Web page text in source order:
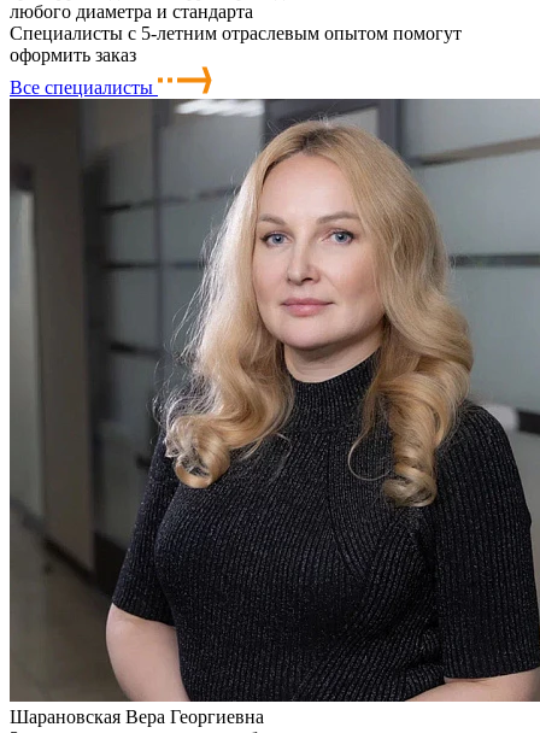
любого диаметра и стандарта
Специалисты с 5-летним отраслевым опытом помогут
оформить заказ
Все специалисты
Шарановская Вера Георгиевна